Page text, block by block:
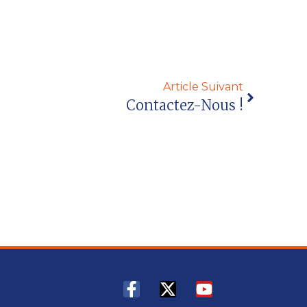
Article Suivant
Contactez-Nous !